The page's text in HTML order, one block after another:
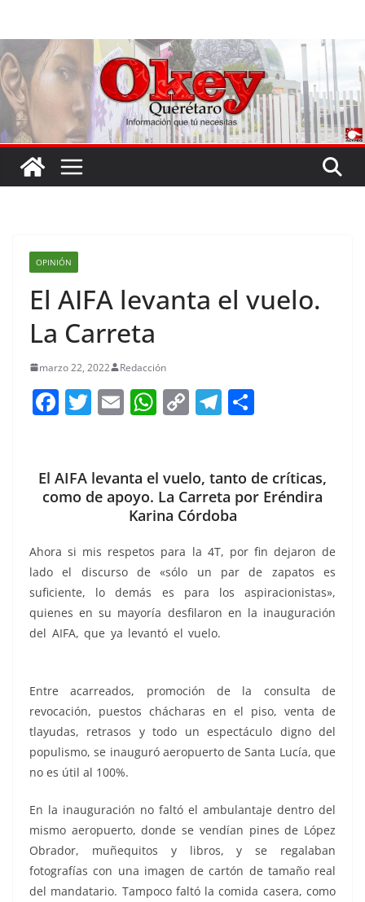
contenido
OPINIÓN
El AIFA levanta el vuelo.
La Carreta
marzo 22, 2022 Redacción
F
e
b
o
k
T
er
E
l
W
s
A
p
p
C
y
Li
n
k
T
gr
a
m
e
El AIFA levanta el vuelo, tanto de críticas,
como de apoyo. La Carreta por Eréndira
Karina Córdoba
Ahora si mis respetos para la 4T, por fin dejaron de
lado el discurso de «sólo un par de zapatos es
suficiente, lo demás es para los aspiracionistas»,
quienes en su mayoría desfilaron en la inauguración
del AIFA, que ya levantó el vuelo.
Entre acarreados, promoción de la consulta de
revocación, puestos chácharas en el piso, venta de
tlayudas, retrasos y todo un espectáculo digno del
populismo, se inauguró aeropuerto de Santa Lucía, que
no es útil al 100%.
En la inauguración no faltó el ambulantaje dentro del
mismo aeropuerto, donde se vendían pines de López
Obrador, muñequitos y libros, y se regalaban
fotografías con una imagen de cartón de tamaño real
del mandatario. Tampoco faltó la comida casera, como